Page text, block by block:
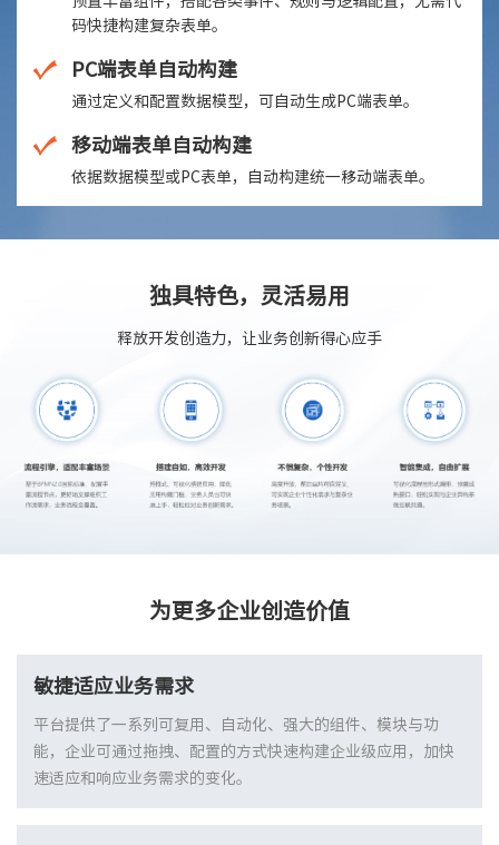
码快捷构建复杂表单。
PC端表单自动构建
通过定义和配置数据模型，可自动生成PC端表单。
移动端表单自动构建
依据数据模型或PC表单，自动构建统一移动端表单。
独具特色，灵活易用
释放开发创造力，让业务创新得心应手
为更多企业创造价值
敏捷适应业务需求
平台提供了一系列可复用、自动化、强大的组件、模块与功
能，企业可通过拖拽、配置的方式快速构建企业级应用，加快
速适应和响应业务需求的变化。